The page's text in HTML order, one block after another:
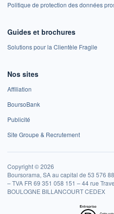
Politique de protection des données
Guides et brochures
Solutions pour la Clientèle Fragile
Nos sites
Affiliation
BoursoBank
Publicité
Site Groupe & Recrutement
Copyright © 2026
Boursorama, SA au capital de 53 576
– TVA FR 69 351 058 151 – 44 rue
BOULOGNE BILLANCOURT CEDEX